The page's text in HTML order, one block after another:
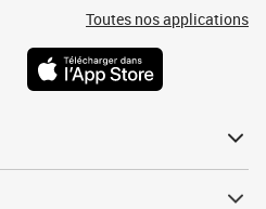
Toutes nos applications